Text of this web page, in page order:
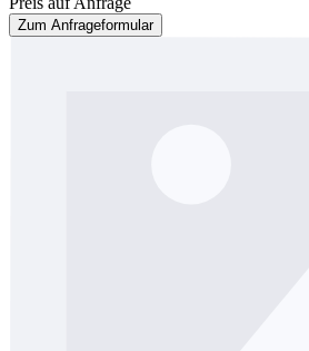
Zum Anfrageformular